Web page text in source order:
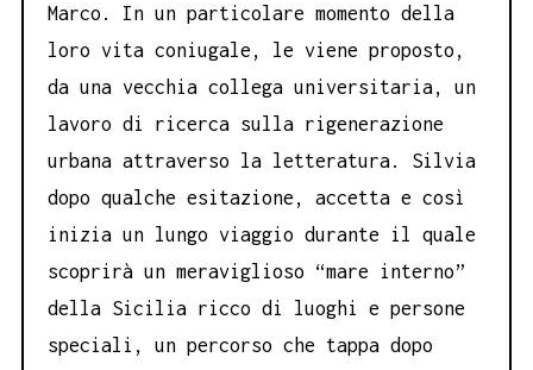
Marco. In un particolare momento della
loro vita coniugale, le viene proposto,
da una vecchia collega universitaria, un
lavoro di ricerca sulla rigenerazione
urbana attraverso la letteratura. Silvia
dopo qualche esitazione, accetta e così
inizia un lungo viaggio durante il quale
scoprirà un meraviglioso “mare interno”
della Sicilia ricco di luoghi e persone
speciali, un percorso che tappa dopo